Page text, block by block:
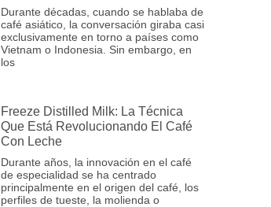
Durante décadas, cuando se hablaba de
café asiático, la conversación giraba casi
exclusivamente en torno a países como
Vietnam o Indonesia. Sin embargo, en
los
Freeze Distilled Milk: La Técnica
Que Está Revolucionando El Café
Con Leche
Durante años, la innovación en el café
de especialidad se ha centrado
principalmente en el origen del café, los
perfiles de tueste, la molienda o